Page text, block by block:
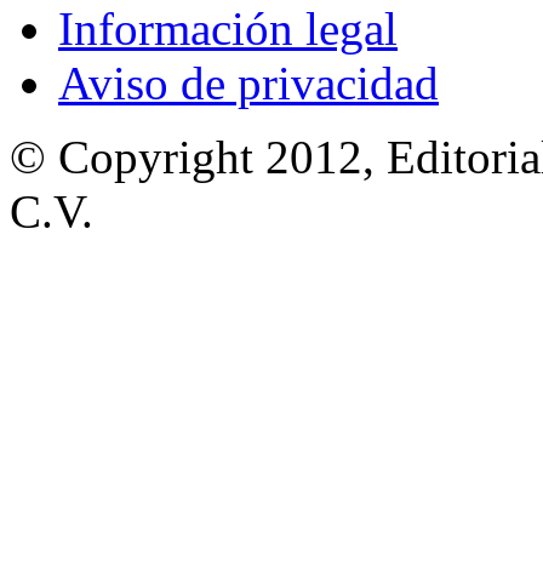
Información legal
Aviso de privacidad
© Copyright 2012,
C.V.